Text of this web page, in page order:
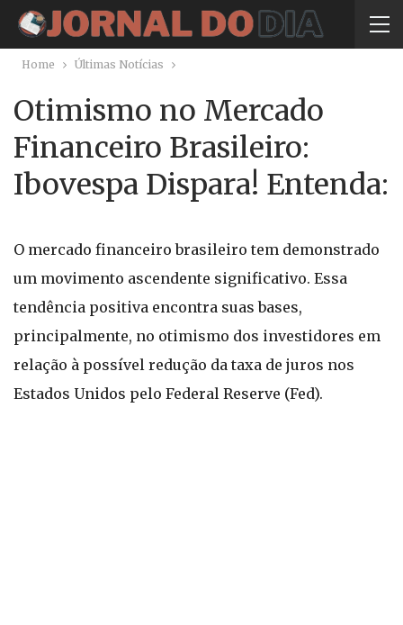
Home Últimas Notícias
Otimismo no Mercado
Financeiro Brasileiro:
Ibovespa Dispara! Entenda:
O mercado financeiro brasileiro tem demonstrado
um movimento ascendente significativo. Essa
tendência positiva encontra suas bases,
principalmente, no otimismo dos investidores em
relação à possível redução da taxa de juros nos
Estados Unidos pelo Federal Reserve (Fed).